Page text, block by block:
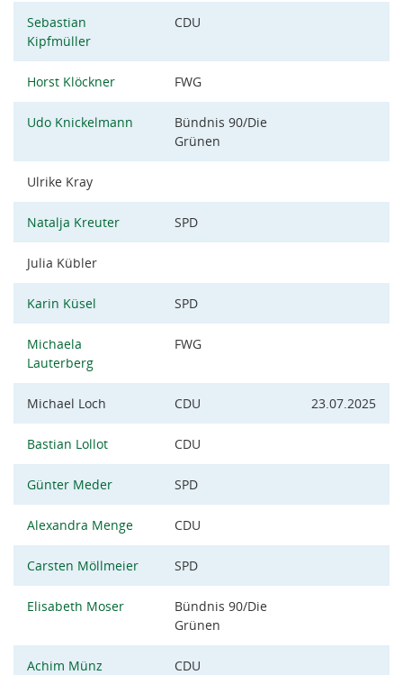
Sebastian
Kipfmüller
CDU
Horst Klöckner FWG
Udo Knickelmann
Bündnis 90/Die
Grünen
Ulrike Kray
Natalja Kreuter SPD
Julia Kübler
Karin Küsel SPD
Michaela
Lauterberg
FWG
Michael Loch CDU 23.07.2025
Bastian Lollot CDU
Günter Meder SPD
Alexandra Menge CDU
Carsten Möllmeier SPD
Elisabeth Moser
Bündnis 90/Die
Grünen
Achim Münz CDU